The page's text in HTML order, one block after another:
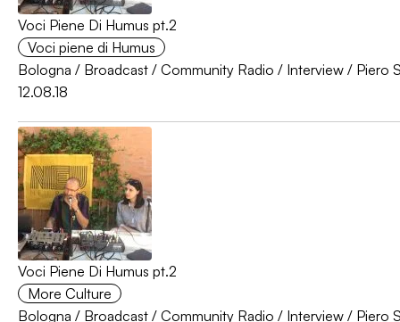
Voci Piene Di Humus pt.2
Voci piene di Humus
Bologna / Broadcast / Community Radio / Interview / Piero
12.08.18
Voci Piene Di Humus pt.2
More Culture
Bologna / Broadcast / Community Radio / Interview / Piero